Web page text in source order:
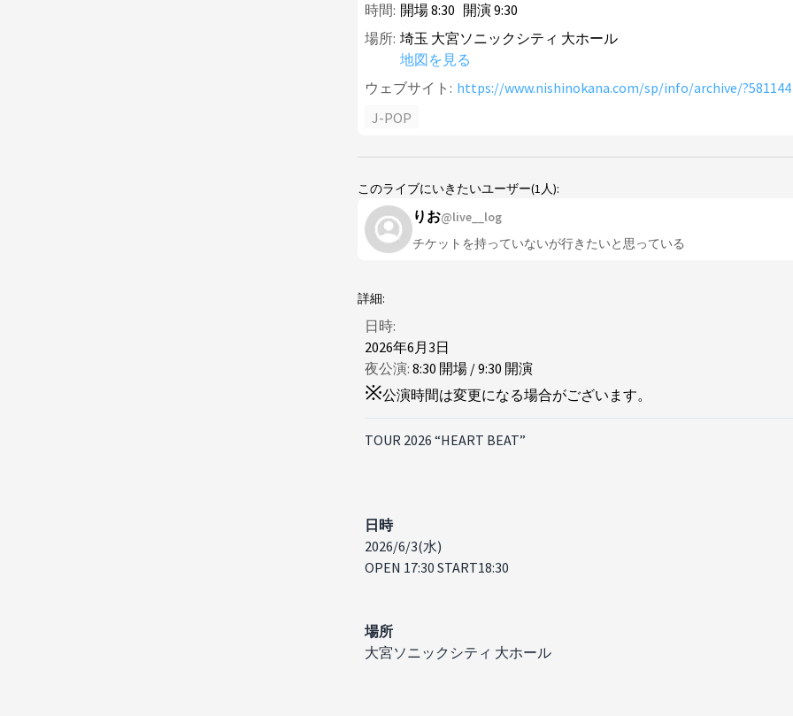
時間: 開場8:30 開演9:30
場所: 埼玉 大宮ソニックシティ 大ホール
地図を見る
ウェブサイト: https://www.nishinokana.com/sp/info/archive/?581144
J-POP
このライブにいきたいユーザー(1人):
りお@live__log
チケットを持っていないが行きたいと思っている
詳細:
日時:
2026年6月3日
夜公演: 8:30 開場 /9:30 開演
※公演時間は変更になる場合がございます。
TOUR 2026 “HEART BEAT”
日時
2026/6/3(水)
OPEN 17:30 START18:30
場所
大宮ソニックシティ 大ホール